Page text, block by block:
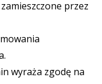
przez
wyraża zgodę na